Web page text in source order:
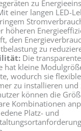
zu
einer langen LED-
höheren
den
zu
Die
hat kleine
wodurch sie
zu installieren und
können die
Kombinationen
Platz- und